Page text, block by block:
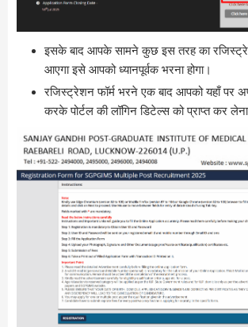
इसके बाद आपके सामने कुछ इस तरह का
आएगा इसे आपको ध्यानपूर्वक भरना होगा।
रजिस्ट्रेशन फॉर्म भरने एक बाद आपको यहाँ पर
करके पोर्टल की लॉगिन डिटेल्स को प्राप्त कर